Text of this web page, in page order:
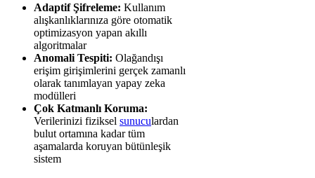
Adaptif Şifreleme: Kullanım
alışkanlıklarınıza göre otomatik
optimizasyon yapan akıllı
algoritmalar
Anomali Tespiti: Olağandışı
erişim girişimlerini gerçek zamanlı
olarak tanımlayan yapay zeka
modülleri
Çok Katmanlı Koruma:
Verilerinizi fiziksel sunuculardan
bulut ortamına kadar tüm
aşamalarda koruyan bütünleşik
sistem